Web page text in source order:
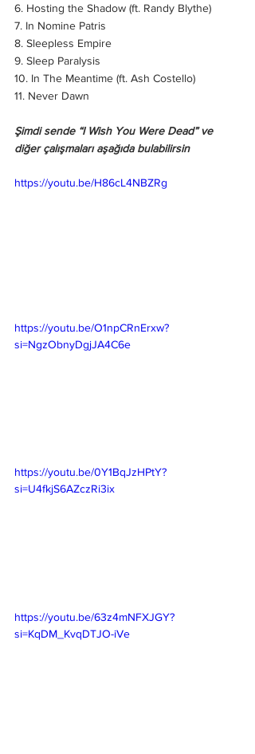
6. Hosting the Shadow (ft. Randy Blythe)
7. In Nomine Patris
8. Sleepless Empire
9. Sleep Paralysis
10. In The Meantime (ft. Ash Costello)
11. Never Dawn
Şimdi sende “I Wish You Were Dead” ve
diğer çalışmaları aşağıda bulabilirsin
https://youtu.be/H86cL4NBZRg
https://youtu.be/O1npCRnErxw?
si=NgzObnyDgjJA4C6e
https://youtu.be/0Y1BqJzHPtY?
si=U4fkjS6AZczRi3ix
https://youtu.be/63z4mNFXJGY?
si=KqDM_KvqDTJO-iVe